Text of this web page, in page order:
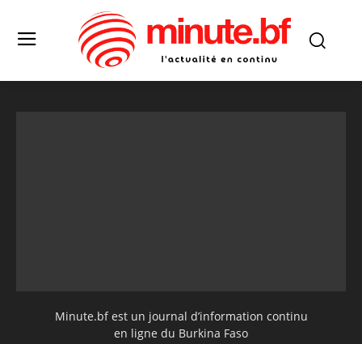
Minute.bf est un journal d’information continu
en ligne du Burkina Faso